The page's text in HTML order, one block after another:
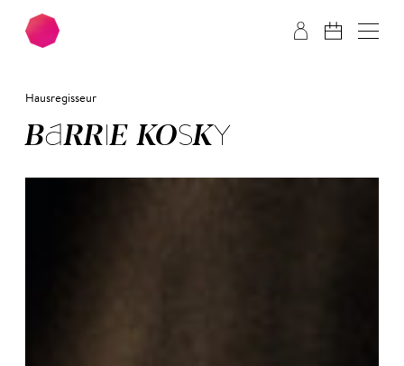
Zum Hauptinhalt springen Zum Footer springen
Hausregisseur
BAR­RIE KOS­KY